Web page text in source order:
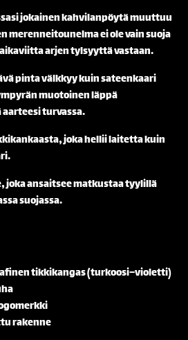
jokainen kahvilanpöytä muuttuu
merenneitounelma ei ole vain suoja
arjen tylsyyttä vastaan.
pinta välkkyy kuin sateenkaari
muotoinen läppä
turvassa.
joka hellii laitetta kuin
joka ansaitsee matkustaa tyylillä
suojassa.
tikkikangas (turkoosi–violetti)
rakenne